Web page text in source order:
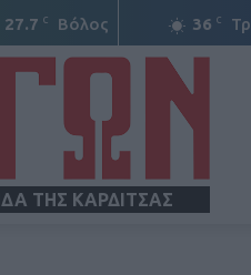
27.7 C Βόλος 36 C
ΤΗΣ ΚΑΡΔΙΤΣΑΣ